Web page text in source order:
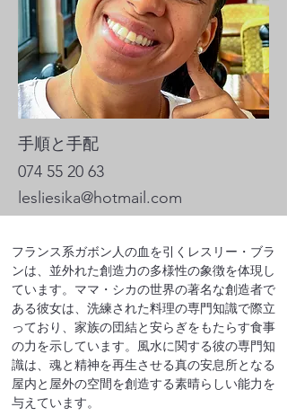
手順と手配
074 55 20 63
lesliesika@hotmail.com
フランス系ガボン人の血を引くレスリー・ブラ
ンは、並外れた創造力の多様性の象徴を体現し
ています。ママ・シカの世界の著名な創造者で
ある彼女は、洗練された料理の専門知識で際立
っており、家族の団結と安らぎをもたらす食事
の力を示しています。風水に関する彼の専門知
識は、魂と精神を再生させる真の安息所となる
屋内と屋外の空間を創造する素晴らしい能力を
与えています。